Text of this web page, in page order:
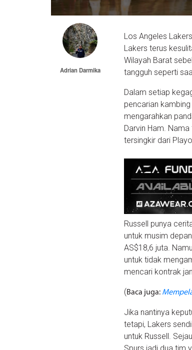
Adrian Darmika
Los Angeles
Lakers terus
Wilayah Barat
tangguh seperti
Dalam setiap
pencarian
mengarahkan
Darvin Ham.
tersingkir dari
Russell punya
untuk musim
AS$18,6 juta.
untuk tidak
mencari kontrak
(Baca juga:
Jika nantinya
tetapi, Lakers
untuk Russell.